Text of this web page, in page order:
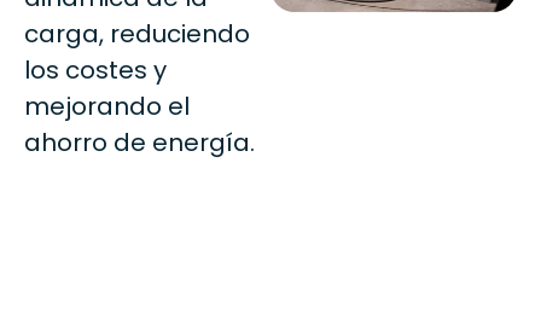
carga, reduciendo
los costes y
mejorando el
ahorro de energía.